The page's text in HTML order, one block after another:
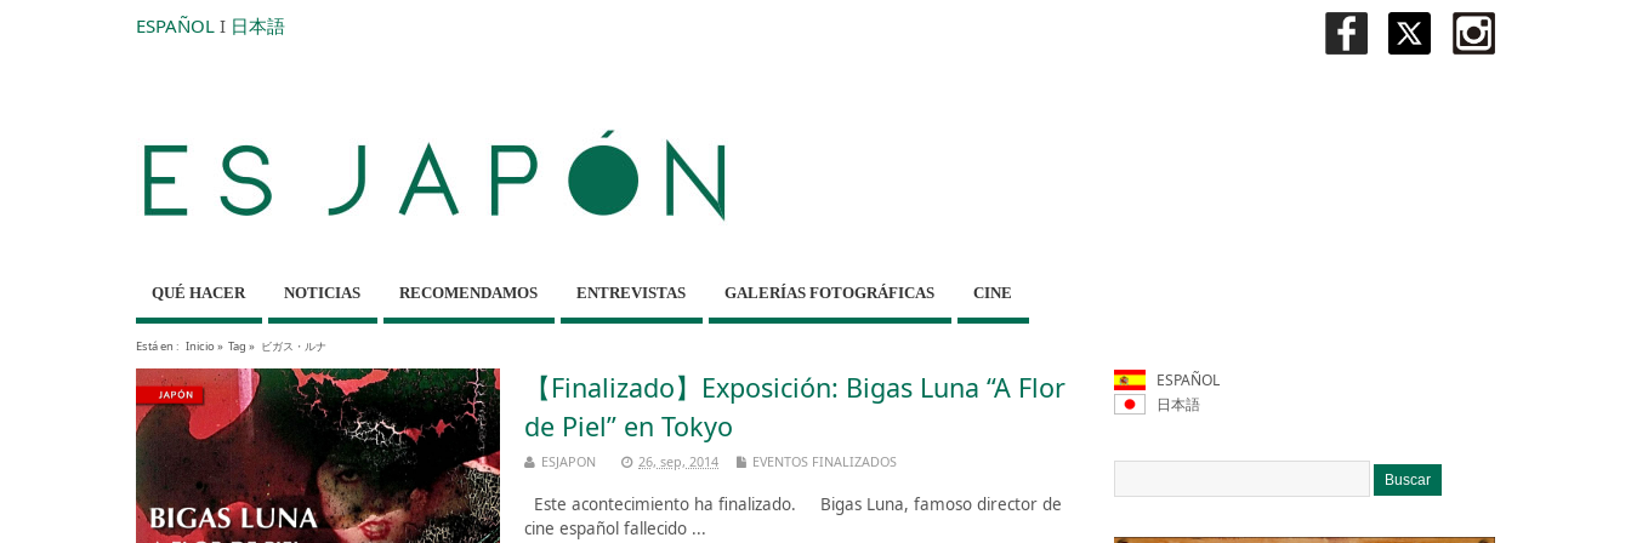
ESPAÑOL I 日本語
QUÉ HACER NOTICIAS RECOMENDAMOS ENTREVISTAS GALERÍAS FOTOGRÁFICAS CINE
Está en : Inicio» Tag » ビガス・ルナ
【Finalizado】Exposición: Bigas Luna “A Flor
de Piel” en Tokyo
ESJAPON 26, sep, 2014 EVENTOS FINALIZADOS
Este acontecimiento ha finalizado. Bigas Luna, famoso director de
cine español fallecido ...
ESPAÑOL
日本語